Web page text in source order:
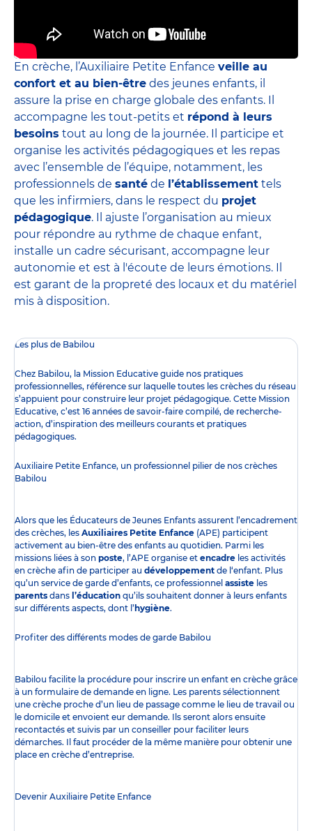
En crèche, l’Auxiliaire Petite Enfance veille au
confort et au bien-être des jeunes enfants, il
assure la prise en charge globale des enfants. Il
accompagne les tout-petits et répond à leurs
besoins tout au long de la journée. Il participe et
organise les activités pédagogiques et les repas
avec l’ensemble de l’équipe, notamment, les
professionnels de santé de l’établissement tels
que les infirmiers, dans le respect du projet
pédagogique. Il ajuste l’organisation au mieux
pour répondre au rythme de chaque enfant,
installe un cadre sécurisant, accompagne leur
autonomie et est à l'écoute de leurs émotions. Il
est garant de la propreté des locaux et du matériel
mis à disposition.
Les plus de Babilou
Chez Babilou, la Mission Educative guide nos pratiques
professionnelles, référence sur laquelle toutes les crèches du réseau
s’appuient pour construire leur projet pédagogique. Cette Mission
Educative, c’est 16 années de savoir-faire compilé, de recherche-
action, d’inspiration des meilleurs courants et pratiques
pédagogiques.
Auxiliaire Petite Enfance, un professionnel pilier de nos crèches
Babilou
Alors que les Éducateurs de Jeunes Enfants assurent l’encadrement
des crèches, les Auxiliaires Petite Enfance (APE) participent
activement au bien-être des enfants au quotidien. Parmi les
missions liées à son poste, l’APE organise et encadre les activités
en crèche afin de participer au développement de l‘enfant. Plus
qu’un service de garde d’enfants, ce professionnel assiste les
parents dans l’éducation qu’ils souhaitent donner à leurs enfants
sur différents aspects, dont l’ hygiène.
Profiter des différents modes de garde Babilou
Babilou facilite la procédure pour inscrire un enfant en crèche grâce
à un formulaire de demande en ligne. Les parents sélectionnent
une crèche proche d’un lieu de passage comme le lieu de travail ou
le domicile et envoient eur demande. Ils seront alors ensuite
recontactés et suivis par un conseiller pour faciliter leurs
démarches. Il faut procéder de la même manière pour obtenir une
place en crèche d’entreprise.
Devenir Auxiliaire Petite Enfance